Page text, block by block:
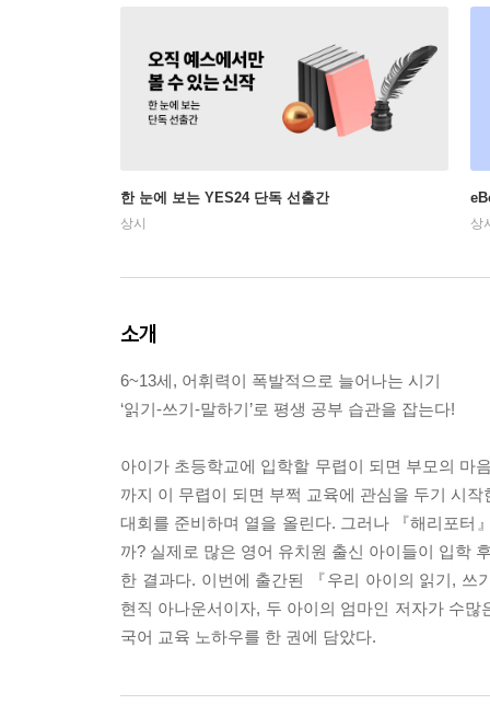
한 눈에 보는 YES24 단독 선출간
상시 상
소개
6~13세, 어휘력이 폭발적으로 늘어나는 시기
‘읽기-쓰기-말하기’로 평생 공부 습관을 잡는다!
아이가 초등학교에 입학할 무렵이 되면 부모의 마
까지 이 무렵이 되면 부쩍 교육에 관심을 두기 시
대회를 준비하며 열을 올린다. 그러나 『해리포터
까? 실제로 많은 영어 유치원 출신 아이들이 입학
한 결과다. 이번에 출간된 『우리 아이의 읽기, 쓰
현직 아나운서이자, 두 아이의 엄마인 저자가 수많
국어 교육 노하우를 한 권에 담았다.